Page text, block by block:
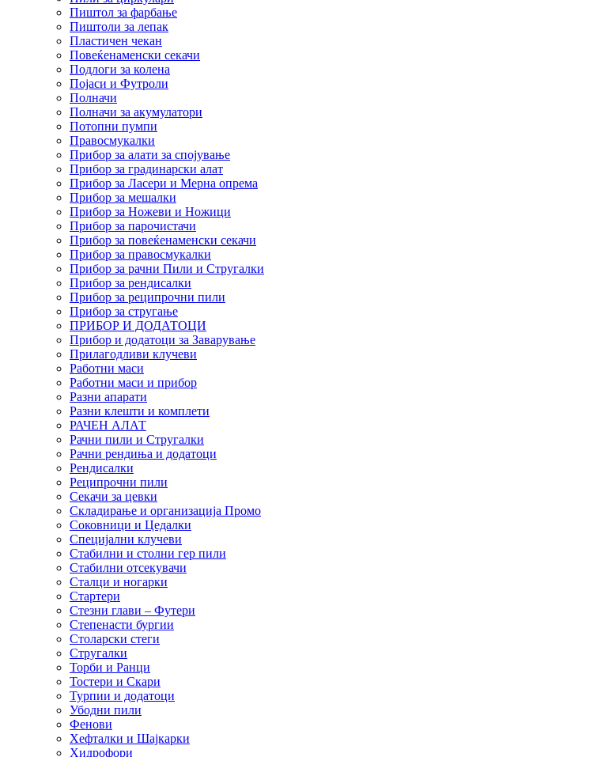
Пиштол за фарбање
Пиштоли за лепак
Пластичен чекан
Повеќенаменски секачи
Подлоги за колена
Појаси и Футроли
Полначи
Полначи за акумулатори
Потопни пумпи
Правосмукалки
Прибор за алати за спојување
Прибор за градинарски алат
Прибор за Ласери и Мерна опрема
Прибор за мешалки
Прибор за Ножеви и Ножици
Прибор за парочистачи
Прибор за повеќенаменски секачи
Прибор за правосмукалки
Прибор за рачни Пили и Стругалки
Прибор за рендисалки
Прибор за реципрочни пили
Прибор за стругање
ПРИБОР И ДОДАТОЦИ
Прибор и додатоци за Заварување
Прилагодливи клучеви
Работни маси
Работни маси и прибор
Разни апарати
Разни клешти и комплети
РАЧЕН АЛАТ
Рачни пили и Стругалки
Рачни рендиња и додатоци
Рендисалки
Реципрочни пили
Секачи за цевки
Складирање и организација Промо
Соковници и Цедалки
Специјални клучеви
Стабилни и столни гер пили
Стабилни отсекувачи
Сталци и ногарки
Стартери
Стезни глави – Футери
Степенасти бургии
Столарски стеги
Стругалки
Торби и Ранци
Тостери и Скари
Турпии и додатоци
Убодни пили
Фенови
Хефталки и Шајкарки
Хидрофори